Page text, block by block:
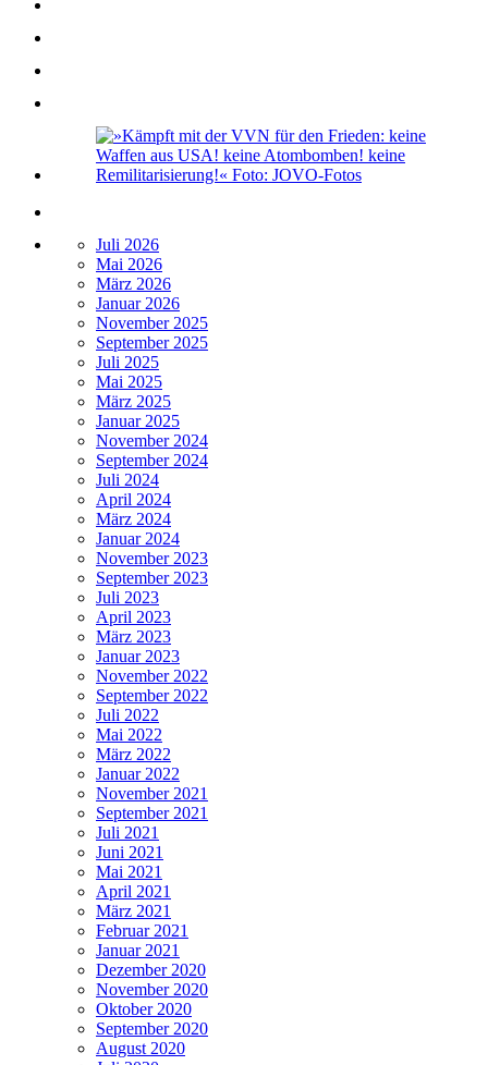
Juli 2026
Mai 2026
März 2026
Januar 2026
November 2025
September 2025
Juli 2025
Mai 2025
März 2025
Januar 2025
November 2024
September 2024
Juli 2024
April 2024
März 2024
Januar 2024
November 2023
September 2023
Juli 2023
April 2023
März 2023
Januar 2023
November 2022
September 2022
Juli 2022
Mai 2022
März 2022
Januar 2022
November 2021
September 2021
Juli 2021
Juni 2021
Mai 2021
April 2021
März 2021
Februar 2021
Januar 2021
Dezember 2020
November 2020
Oktober 2020
September 2020
August 2020